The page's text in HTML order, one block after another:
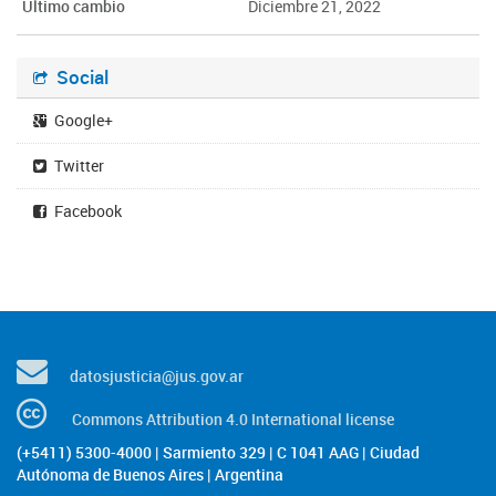
Último cambio Diciembre 21, 2022
Social
Google+
Twitter
Facebook
datosjusticia@jus.gov.ar
Commons Attribution 4.0 International license
(+5411) 5300-4000 | Sarmiento 329 | C 1041 AAG | Ciudad
Autónoma de Buenos Aires | Argentina